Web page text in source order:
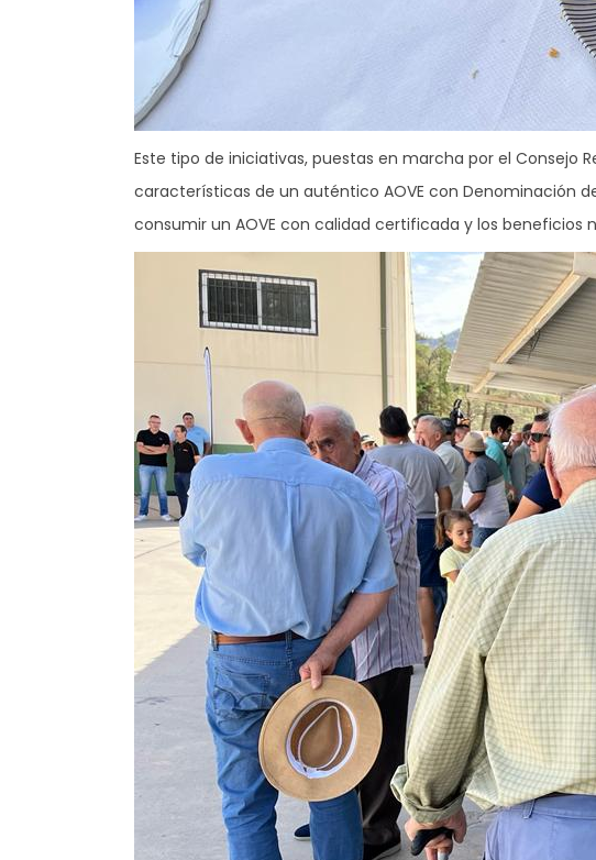
Este tipo de iniciativas, puestas en marcha por el Consejo
características de un auténtico AOVE con Denominación
consumir un AOVE con calidad certificada y los beneficios